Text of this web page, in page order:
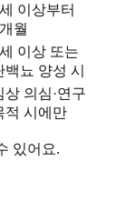
이상부터
월
이상 또는
백뇨 양성 시
상 의심·연구
적 시에만
있어요.